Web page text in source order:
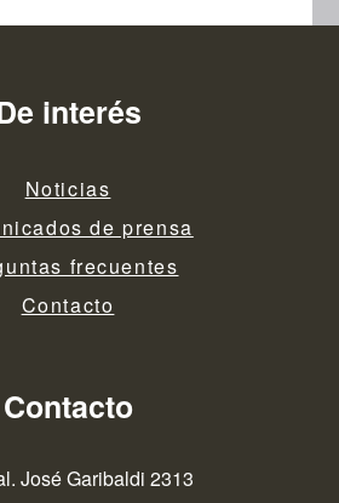
interés
Noticias
de prensa
frecuentes
Contacto
Contacto
José Garibaldi 2313